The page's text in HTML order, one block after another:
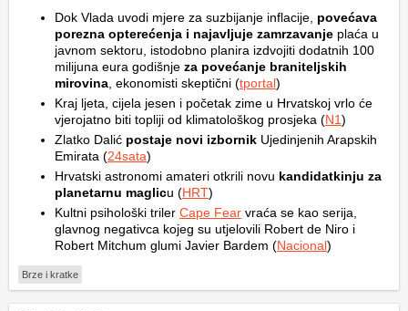
Dok Vlada uvodi mjere za suzbijanje inflacije, povećava
porezna opterećenja i najavljuje zamrzavanje plaća u
javnom sektoru, istodobno planira izdvojiti dodatnih 100
milijuna eura godišnje za povećanje braniteljskih
mirovina , ekonomisti skeptični (tportal)
Kraj ljeta, cijela jesen i početak zime u Hrvatskoj vrlo će
vjerojatno biti topliji od klimatološkog prosjeka (N1)
Zlatko Dalić postaje novi izbornik Ujedinjenih Arapskih
Emirata (24sata)
Hrvatski astronomi amateri otkrili novu kandidatkinju za
planetarnu maglicu (HRT)
Kultni psihološki triler Cape Fear vraća se kao serija,
glavnog negativca kojeg su utjelovili Robert de Niro i
Robert Mitchum glumi Javier Bardem (Nacional)
Brze i kratke